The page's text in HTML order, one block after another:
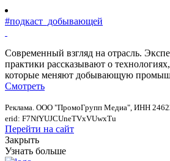
#подкаст_добывающей
Современный взгляд на отрасль.
практики рассказывают о
которые меняют добывающую
Смотреть
Реклама. ООО "ПромоГрупп Медиа", ИНН
erid: F7NfYUJCUneTVxVUwxTu
Перейти на сайт
Закрыть
Узнать больше